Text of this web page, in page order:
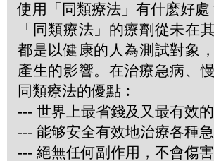
使用「同類療法」有什麽好處
「同類療法」的療劑從未在
都是以健康的人為測試對象
產生的影響。在治療急病、
同類療法的優點︰
--- 世界上最省錢及又最有效
--- 能够安全有效地治療各種
--- 絕無任何副作用，不會傷